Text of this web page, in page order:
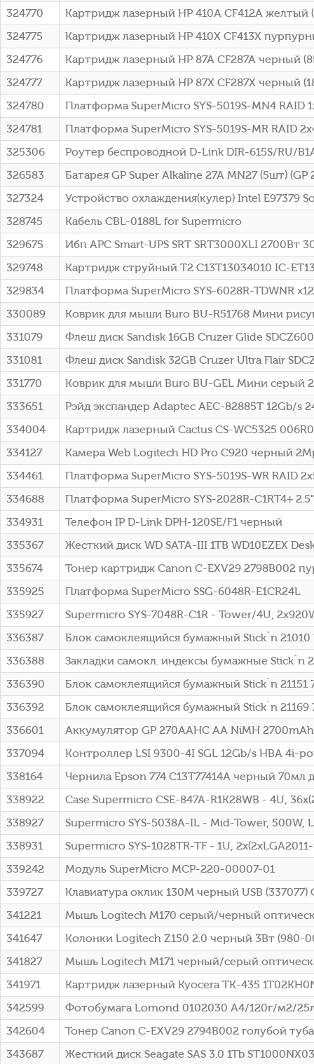
324770
Картридж лазерный HP 410A CF412A желтый
324775
Картридж лазерный HP 410X CF413X
324776
Картридж лазерный HP 87A CF287A черный
324777
Картридж лазерный HP 87X CF287X черный
324780
Платформа SuperMicro SYS-5019S-MN4 RAID
324781
Платформа SuperMicro SYS-5019S-MR RAID
325306
Роутер беспроводной D-Link DIR-615S/RU/
326583
Батарея GP Super Alkaline 27A MN27 (5шт) (GP
327324
Устройство охлаждения(кулер) Intel E97379
328745
Кабель CBL-0188L for Supermicro
329675
Ибп APC Smart-UPS SRT SRT3000XLI 2700Вт
329748
Картридж струйный T2 C13T13034010 IC-
329834
Платформа SuperMicro SYS-6028R-TDWNR x12
330089
Коврик для мыши Buro BU-R51768 Мини
331079
Флеш диск Sandisk 16GB Cruzer Glide
331081
Флеш диск Sandisk 32GB Cruzer Ultra Flair
331770
Коврик для мыши Buro BU-GEL Мини серый
333651
Рэйд экспандер Adaptec AEC-82885T 12Gb/s
334004
Картридж лазерный Cactus CS-WC5325
334127
Камера Web Logitech HD Pro C920 черный
334461
Платформа SuperMicro SYS-5019S-WR RAID
334688
Платформа SuperMicro SYS-2028R-C1RT4+
334931
Телефон IP D-Link DPH-120SE/F1 черный
335367
Жесткий диск WD SATA-III 1TB WD10EZEX
335674
Тонер картридж Canon C-EXV29 2798B002
335925
Платформа SuperMicro SSG-6048R-E1CR24L
335927
Supermicro SYS-7048R-C1R - Tower/4U,
336387
Блок самоклеящийся бумажный Stick`n
336388
Закладки самокл. индексы бумажные Stick`n
336390
Блок самоклеящийся бумажный Stick`n 21151
336392
Блок самоклеящийся бумажный Stick`n
336601
Аккумулятор GP 270AAHC AA NiMH
337094
Контроллер LSI 9300-4I SGL 12Gb/s HBA 4i-
338164
Чернила Epson 774 C13T77414A черный
338922
Case Supermicro CSE-847A-R1K28WB - 4U,
338927
Supermicro SYS-5038A-IL - Mid-Tower, 500W,
338931
Supermicro SYS-1028TR-TF - 1U,
339242
Модуль SuperMicro MCP-220-00007-01
339727
Клавиатура оклик 130M черный USB (337077)
341221
Мышь Logitech M170 серый/черный
341647
Колонки Logitech Z150 2.0 черный 3Вт (980-
341827
Мышь Logitech M171 черный/серый
341971
Картридж лазерный Kyocera TK-435
342599
Фотобумага Lomond 0102030 A4/120г/м2/
342604
Тонер Canon C-EXV29 2794B002 голубой
343687
Жесткий диск Seagate SAS 3.0 1Tb